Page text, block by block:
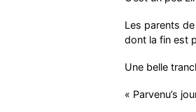
Les parents
dont la fin est
Une belle
« Parvenu’s